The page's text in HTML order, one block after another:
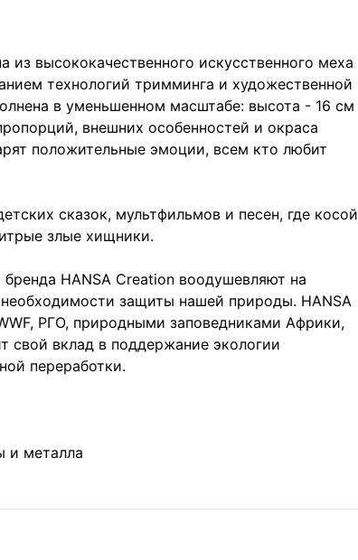
высококачественного искусственного меха
технологий тримминга и художественной
в уменьшенном масштабе: высота - 16 см
внешних особенностей и окраса
положительные эмоции, всем кто любит
сказок, мультфильмов и песен, где косой
злые хищники.
HANSA Creation воодушевляют на
защиты нашей природы. HANSA
РГО, природными заповедниками Африки,
свой вклад в поддержание экологии
переработки.
и металла